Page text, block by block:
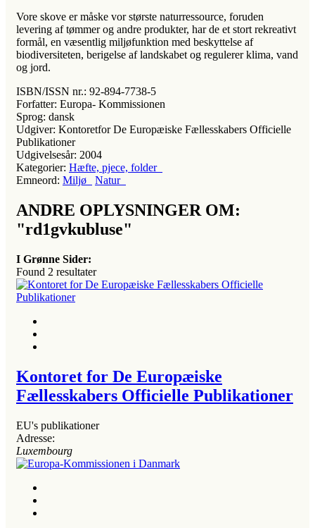
Vore skove er måske vor største naturressource, foruden
levering af tømmer og andre produkter, har de et stort rekreativt
formål, en væsentlig miljøfunktion med beskyttelse af
biodiversiteten, berigelse af landskabet og regulerer klima, vand
og jord.
ISBN/ISSN nr.: 92-894-7738-5
Forfatter: Europa- Kommissionen
Sprog: dansk
Udgiver: Kontoretfor De Europæiske Fællesskabers Officielle
Publikationer
Udgivelsesår: 2004
Kategorier: Hæfte, pjece, folder
Emneord: Miljø Natur
ANDRE OPLYSNINGER OM:
"rd1gvkubluse"
I Grønne Sider:
Found 2 resultater
Kontoret for De Europæiske
Fællesskabers Officielle Publikationer
EU's publikationer
Adresse:
Luxembourg